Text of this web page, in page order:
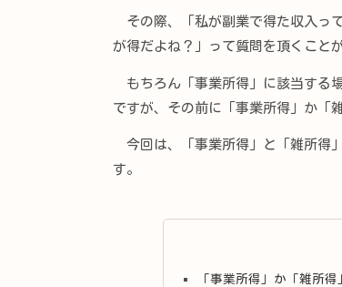
その際、「私が副業で得た収入っ
が得だよね？」って質問を頂くこと
もちろん「事業所得」に該当する
ですが、その前に「事業所得」か「
今回は、「事業所得」と「雑所得
す。
「事業所得」か「雑所得